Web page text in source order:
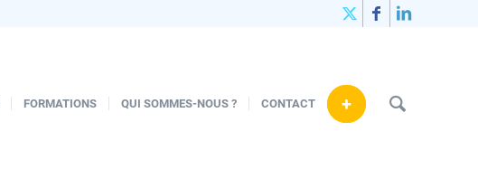
FORMATIONS QUI SOMMES-NOUS ? CONTACT +